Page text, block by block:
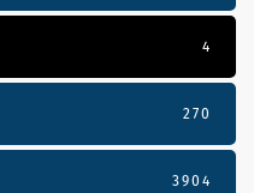
4
270
3904